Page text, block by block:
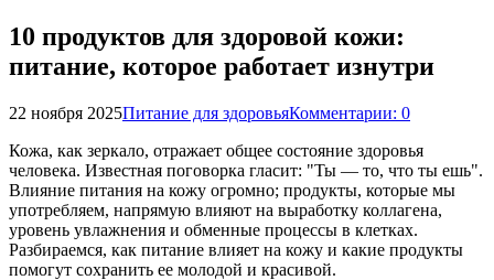
10 продуктов для здоровой кожи:
питание, которое работает изнутри
22 ноября 2025Питание для здоровьяКомментарии: 0
Кожа, как зеркало, отражает общее состояние здоровья
человека. Известная поговорка гласит: "Ты — то, что ты ешь".
Влияние питания на кожу огромно; продукты, которые мы
употребляем, напрямую влияют на выработку коллагена,
уровень увлажнения и обменные процессы в клетках.
Разбираемся, как питание влияет на кожу и какие продукты
помогут сохранить ее молодой и красивой.